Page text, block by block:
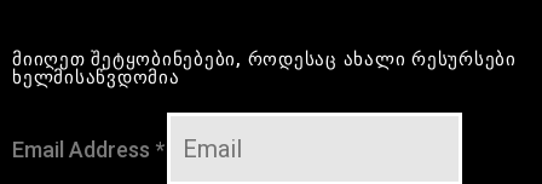
მიიღეთ შეტყობინებები, როდესაც ახალი რესურსები
ხელმისაწვდომია
Email Address *